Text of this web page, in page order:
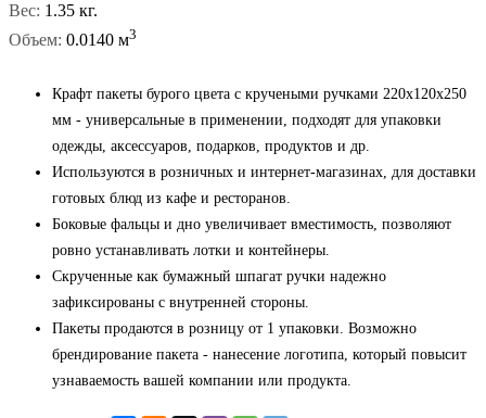
Вес: 1.35 кг.
Объем: 0.0140 м3
Крафт пакеты бурого цвета с кручеными ручками 220x120x250
мм - универсальные в применении, подходят для упаковки
одежды, аксессуаров, подарков, продуктов и др.
Используются в розничных и интернет-магазинах, для доставки
готовых блюд из кафе и ресторанов.
Боковые фальцы и дно увеличивает вместимость, позволяют
ровно устанавливать лотки и контейнеры.
Скрученные как бумажный шпагат ручки надежно
зафиксированы с внутренней стороны.
Пакеты продаются в розницу от 1 упаковки. Возможно
брендирование пакета - нанесение логотипа, который повысит
узнаваемость вашей компании или продукта.